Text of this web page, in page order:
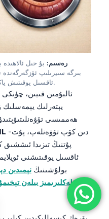
7-رەسىم: بۇ خىل
بىرگە سىيرىلىپ ئۆزگەرگەندە
ئاقسىل يوقىتىش ياكى چىقىرىشنىڭ ئازىيىشى مۇمكىن.
ئالبۇمىن قىيىن،
يېتەرلىك
ھەممىسى
پۇتنىڭ تىزىدا
ئاقسىل يوقىتىشنى
بولۇشىنىڭ نېمىدىن
بۆلەكلىرىمىز بىلەن